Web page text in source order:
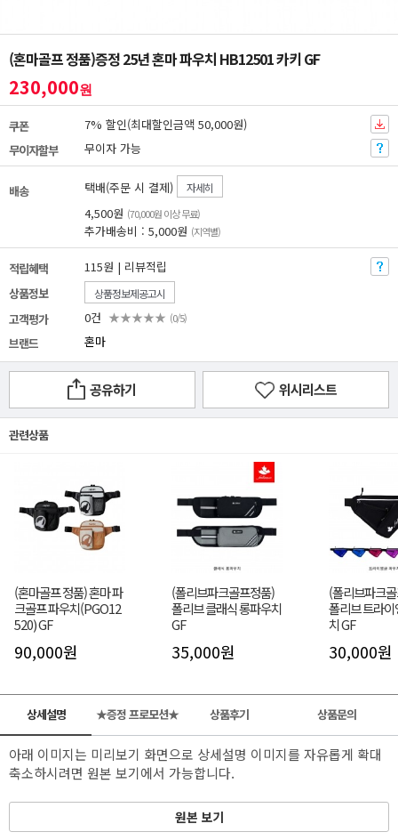
(혼마골프 정품)증정 25년 혼마 파우치 HB12501 카키 GF
230,000원
쿠폰
7% 할인(최대할인금액 50,000원)
무이자할부
무이자 가능
배송 택배(주문 시 결제) 자세히
4,500원 (70,000원 이상 무료)
추가배송비 : 5,000원 (지역별)
적립혜택
115원 | 리뷰적립
상품정보
상품정보제공고시
고객평가 0건 ★★★★★ (0/5)
브랜드 혼마
공유하기 위시리스트
관련상품
(혼마골프 정품) 혼마 파
크골프 파우치(PGO12
520) GF
90,000원
(폴리브파크골프정품)
폴리브 클래식 롱파우치
GF
35,000원
(폴리브파크
폴리브 트라
치 GF
30,000원
상세설명 ★증정 프로모션★ 상품후기 상품문의
아래 이미지는 미리보기 화면으로 상세설명 이미지를 자유롭게 확대
축소하시려면 원본 보기에서 가능합니다.
원본 보기